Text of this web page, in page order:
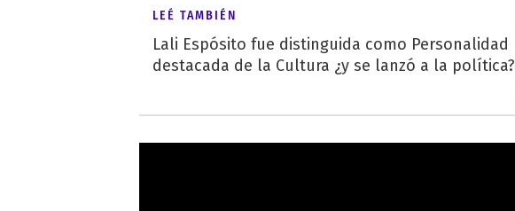
LEÉ TAMBIÉN
Lali Espósito fue distinguida como Personalidad
destacada de la Cultura ¿y se lanzó a la política?